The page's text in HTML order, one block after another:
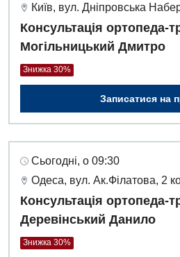
Вакансії
Заходи БПР
Відгуки
Діагностика
Ангіографічні дослідження
Діагностичне відділення
Ендоскопічне відділення
Інструментальна діагностика
Комп’ютерна томографія
Магнітно-резонансна
Мамографія
Відділ госпіталізації
Відділення кардіосудинної
Відділення інтенсивної терапії
Гінекологічне відділення
Денний стаціонар
Декларування
Київ, вул. Дніпровська
Консультація ортопеда-
Могільницький Дмитро
Знижка 30%
Записатися на
Сьогодні, о 09:30
Одеса, вул. Ак.Філатова, 2
Консультація ортопеда-
Деревінський Данило
Знижка 30%